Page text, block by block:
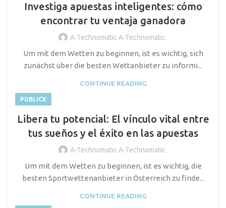
Investiga apuestas inteligentes: cómo
encontrar tu ventaja ganadora
A-Technomatic A-Technomatic
Um mit dem Wetten zu beginnen, ist es wichtig, sich
zunächst über die besten Wettanbieter zu informi...
CONTINUE READING
PUBLICK
Libera tu potencial: El vínculo vital entre
tus sueños y el éxito en las apuestas
A-Technomatic A-Technomatic
Um mit dem Wetten zu beginnen, ist es wichtig, die
besten Sportwettenanbieter in Österreich zu finde...
CONTINUE READING